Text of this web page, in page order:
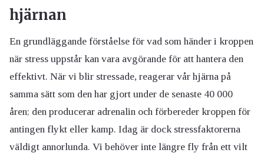
hjärnan
En grundläggande förståelse för vad som händer i kroppen
när stress uppstår kan vara avgörande för att hantera den
effektivt. När vi blir stressade, reagerar vår hjärna på
samma sätt som den har gjort under de senaste 40 000
åren; den producerar adrenalin och förbereder kroppen för
antingen flykt eller kamp. Idag är dock stressfaktorerna
väldigt annorlunda. Vi behöver inte längre fly från ett vilt